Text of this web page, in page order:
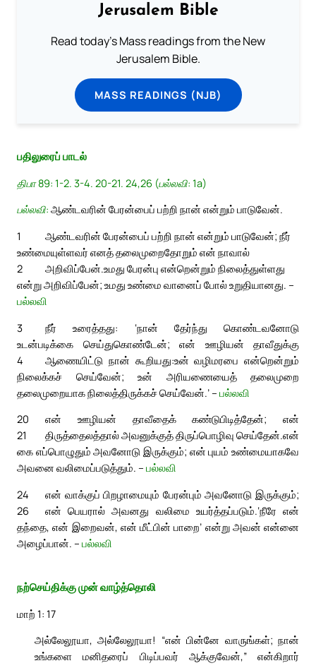
Jerusalem Bible
Read today's Mass readings from the New
Jerusalem Bible.
MASS READINGS (NJB)
பதிலுரைப் பாடல்
திபா 89: 1-2. 3-4. 20-21. 24,26 (பல்லவி: 1a)
பல்லவி: ஆண்டவரின் பேரன்பைப் பற்றி நான் என்றும் பாடுவேன்.
1
ஆண்டவரின் பேரன்பைப் பற்றி நான் என்றும் பாடுவேன்; நீர்
உண்மையுள்ளவர் எனத் தலைமுறைதோறும் என் நாவால்
அறிவிப்பேன்.
2
உமது பேரன்பு என்றென்றும் நிலைத்துள்ளது
என்று அறிவிப்பேன்; உமது உண்மை வானைப் போல் உறுதியானது. –
பல்லவி
3
நீர் உரைத்தது: ‘நான் தேர்ந்து கொண்டவனோடு
உடன்படிக்கை செய்துகொண்டேன்; என் ஊழியன் தாவீதுக்கு
ஆணையிட்டு நான் கூறியது:
4
உன் வழிமரபை என்றென்றும்
நிலைக்கச் செய்வேன்; உன் அரியணையைத் தலைமுறை
தலைமுறையாக நிலைத்திருக்கச் செய்வேன்.’ – பல்லவி
20
என் ஊழியன் தாவீதைக் கண்டுபிடித்தேன்; என்
திருத்தைலத்தால் அவனுக்குத் திருப்பொழிவு செய்தேன்.
21
என்
கை எப்பொழுதும் அவனோடு இருக்கும்; என் புயம் உண்மையாகவே
அவனை வலிமைப்படுத்தும். – பல்லவி
24
என் வாக்குப் பிறழாமையும் பேரன்பும் அவனோடு இருக்கும்;
என் பெயரால் அவனது வலிமை உயர்த்தப்படும்.
26
‘நீரே என்
தந்தை, என் இறைவன், என் மீட்பின் பாறை’ என்று அவன் என்னை
அழைப்பான். – பல்லவி
நற்செய்திக்கு முன் வாழ்த்தொலி
மாற் 1: 17
அல்லேலூயா, அல்லேலூயா! “என் பின்னே வாருங்கள்; நான்
உங்களை மனிதரைப் பிடிப்பவர் ஆக்குவேன்,” என்கிறார்